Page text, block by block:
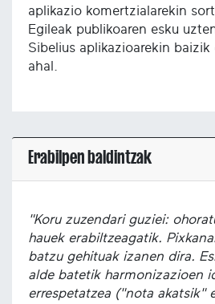
aplikazio komertzialarekin
Egileak publikoaren esku
Sibelius aplikazioarekin
ahal.
Erabilpen baldintzak
"Koru zuzendari guziei:
hauek erabiltzeagatik.
batzu gehituak izanen dira.
alde batetik harmonizazioen
errespetatzea ("nota akatsik"